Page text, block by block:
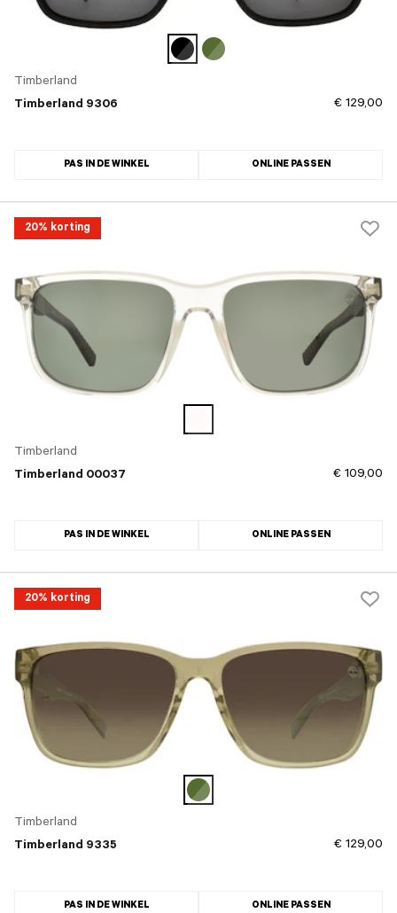
Timberland
Timberland 9306
€ 129,00
PAS IN DE WINKEL ONLINE PASSEN
20% korting
Timberland
Timberland 00037
€ 109,00
PAS IN DE WINKEL ONLINE PASSEN
20% korting
Timberland
Timberland 9335
€ 129,00
PAS IN DE WINKEL ONLINE PASSEN